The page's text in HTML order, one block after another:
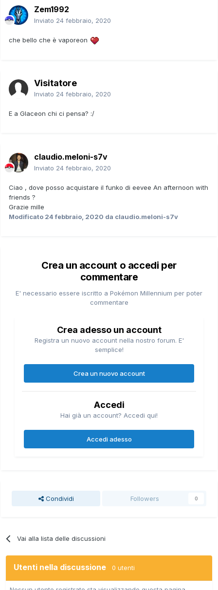
Zem1992
Inviato 24 febbraio, 2020
che bello che è vaporeon
Visitatore
Inviato 24 febbraio, 2020
E a Glaceon chi ci pensa? :/
claudio.meloni-s7v
Inviato 24 febbraio, 2020
Ciao , dove posso acquistare il funko di eevee An afternoon with
friends ?
Grazie mille
Modificato 24 febbraio, 2020 da claudio.meloni-s7v
Crea un account o accedi per
commentare
E' necessario essere iscritto a Pokémon Millennium per poter
commentare
Crea adesso un account
Registra un nuovo account nella nostro forum. E'
semplice!
Crea un nuovo account
Accedi
Hai già un account? Accedi qui!
Accedi adesso
Condividi Followers 0
Vai alla lista delle discussioni
Utenti nella discussione 0 utenti